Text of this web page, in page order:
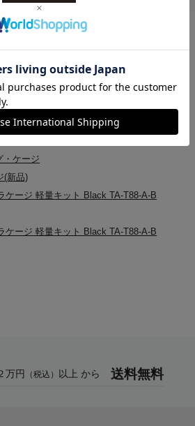
・ケージ
ケージ 軽量キット Black TA-T88-A-B
・ケージ >リグキット・カメラケージ
ケージ 軽量キット Black TA-T88-A-B
ケージ
ジ(新品)
・ケージ
(新品)
ケージ 軽量キット Black TA-T88-A-B
ケージ 軽量キット Black TA-T88-A-B
万円 （税込） 以上 から 送料無料